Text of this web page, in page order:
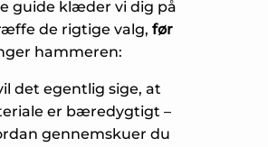
guide klæder vi dig på
de rigtige valg, før
hammeren:
det egentlig sige, at
er bæredygtigt –
gennemskuer du